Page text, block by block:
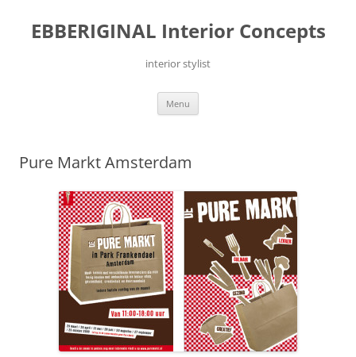
inhoud
EBBERIGINAL Interior Concepts
interior stylist
Menu
Pure Markt Amsterdam